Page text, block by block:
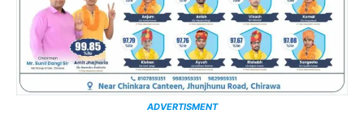
ADVERTISMENT